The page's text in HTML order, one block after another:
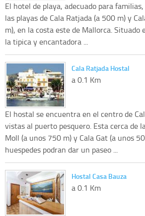
El hotel de playa, adecuado para
las playas de Cala Ratjada (a 500 m) y
m), en la costa este de Mallorca. Situado
la tipica y encantadora ...
Cala Ratjada Hostal
a 0.1 Km
El hostal se encuentra en el centro de
vistas al puerto pesquero. Esta cerca de
Moll (a unos 750 m) y Cala Gat (a unos
huespedes podran dar un paseo ...
Hostal Casa Bauza
a 0.1 Km